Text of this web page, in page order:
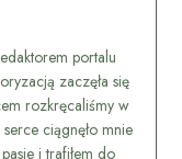
portalu
zaczęła się
rozkręcaliśmy w
ciągnęło mnie
i trafiłem do